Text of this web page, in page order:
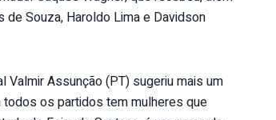
Souza, Haroldo Lima e Davidson
Assunção (PT) sugeriu mais um
todos os partidos tem mulheres que